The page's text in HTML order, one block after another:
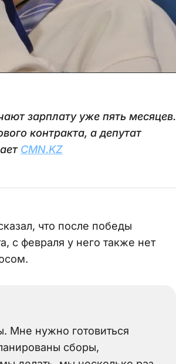
зарплату уже пять месяцев.
контракта, а депутат
CMN.KZ
что после победы
с февраля у него также нет
Мне нужно готовиться
сборы,